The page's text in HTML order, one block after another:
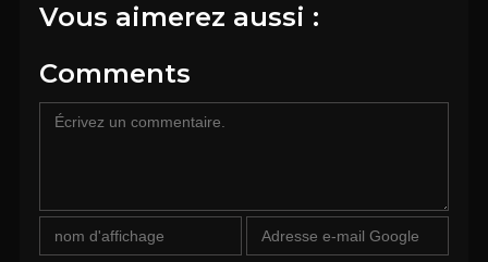
Vous aimerez aussi :
Comments